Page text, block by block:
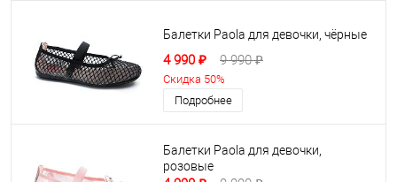
Балетки Paola для девочки, чёрные
4 990 ₽ 9 990 ₽
Скидка 50%
Подробнее
Балетки Paola для девочки,
розовые